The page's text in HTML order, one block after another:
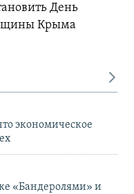
День
Крыма
экономическое
«Бандеролями» и